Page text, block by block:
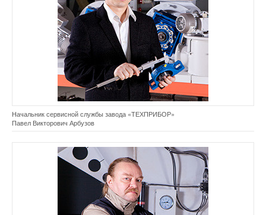
Начальник сервисной службы завода «ТЕХПРИБОР»
Павел Викторович Арбузов